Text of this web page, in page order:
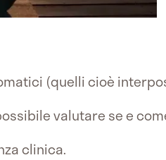
(quelli cioè
valutare se e
clinica.